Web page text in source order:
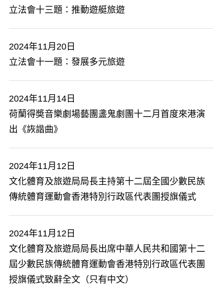
立法會十三題：推動遊艇旅遊
2024年11月20日
立法會十一題：發展多元旅遊
2024年11月14日
荷蘭得奬音樂劇場藝團盞鬼劇團十二月首度來港演
出《詼諧曲》
2024年11月12日
文化體育及旅遊局局長主持第十二屆全國少數民族
傳統體育運動會香港特別行政區代表團授旗儀式
2024年11月12日
文化體育及旅遊局局長出席中華人民共和國第十二
屆少數民族傳統體育運動會香港特別行政區代表團
授旗儀式致辭全文（只有中文）